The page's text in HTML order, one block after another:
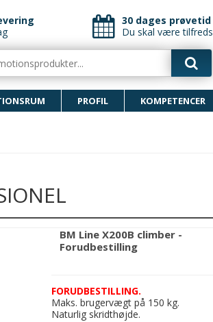
30 dages prøvetid
Du skal være tilfreds
PROFIL KOMPETENCER
BM Line X200B climber -
Forudbestilling
FORUDBESTILLING.
Maks. brugervægt på 150 kg.
Naturlig skridthøjde.